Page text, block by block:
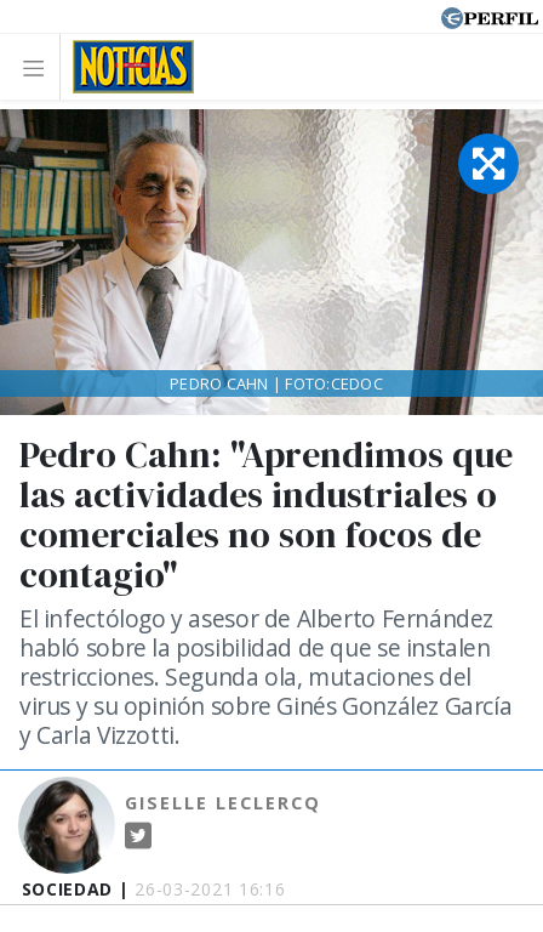
SOCIEDAD | 26-03-2021 16:16
Pedro Cahn: "Aprendimos que
las actividades industriales o
comerciales no son focos de
contagio"
El infectólogo y asesor de Alberto Fernández
habló sobre la posibilidad de que se instalen
restricciones. Segunda ola, mutaciones del
virus y su opinión sobre Ginés González García
y Carla Vizzotti.
GISELLE LECLERCQ
PEDRO CAHN | FOTO:CEDOC